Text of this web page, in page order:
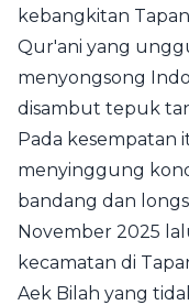
kebangkitan
Qur'ani yang
menyongsong
disambut tepuk
Pada kesempatan
menyinggung
bandang dan
November 2025
kecamatan di
Aek Bilah yang